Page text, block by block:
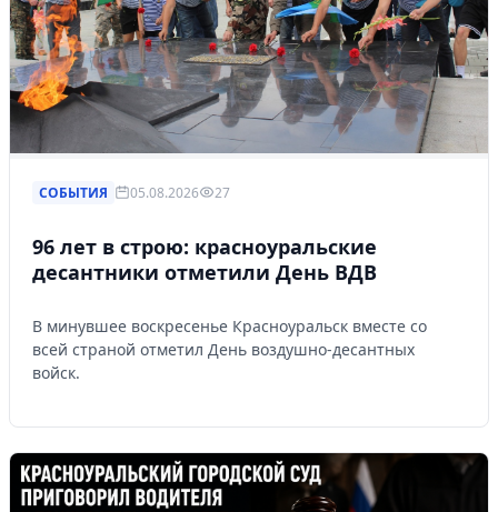
СОБЫТИЯ 05.08.2026 27
96 лет в строю: красноуральские
десантники отметили День ВДВ
В минувшее воскресенье Красноуральск вместе со
всей страной отметил День воздушно-десантных
войск.